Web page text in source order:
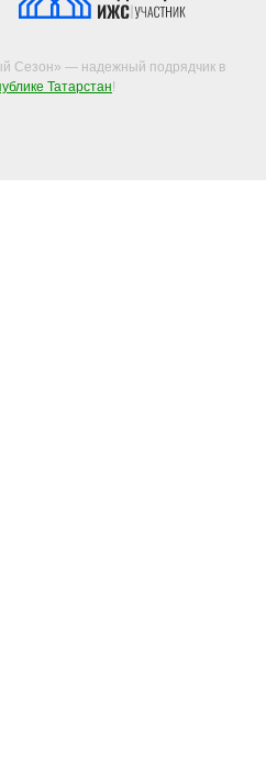
Сезон» — надежный подрядчик в
Татарстан!